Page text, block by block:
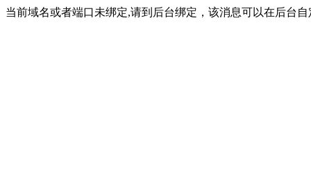
当前域名或者端口未绑定,请到后台绑定，该消息可以在后台自